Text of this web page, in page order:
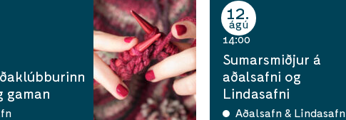
gaman
12
ágú
14:00
Sumarsmiðjur á
aðalsafni og
Lindasafni
Aðalsafn & Lindasafn